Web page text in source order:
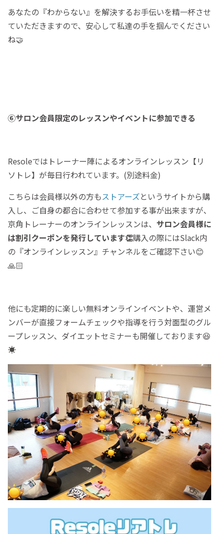
あなたの『わからない』を解決するお手伝いを精一杯させ
ていただきますので、安心して私達の手を掴んでください
ね🤝
⑥サロン会員限定のレッスンやイベントに参加できる
Resoleではトレーナー陣によるオンラインレッスン【リ
ソトレ】が毎日行われています。(別途料金)
こちらは会員様以外の方もストアーズというサイトから購
入し、ご自身の都合に合わせて参加する事が出来ますが、
京角トレーナーのオンラインレッスンは、 サロン会員様に
は割引クーポンを発行しています👏購入の際にはSlack内
の『オンラインレッスン』チャンネルをご確認下さい😊
🙏🏻
他にも定期的に楽しい無料オンラインイベントや、運営メ
ンバーが直接フォームチェックや指導を行う対面型のグル
ープレッスン、ダイエットセミナーも開催しております😆
☀️